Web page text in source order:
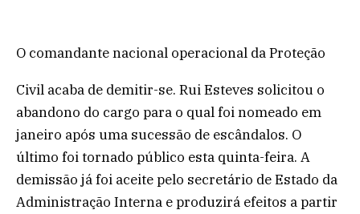
O comandante nacional operacional da Proteção
Civil acaba de demitir-se. Rui Esteves solicitou o
abandono do cargo para o qual foi nomeado em
janeiro após uma sucessão de escândalos. O
último foi tornado público esta quinta-feira. A
demissão já foi aceite pelo secretário de Estado da
Administração Interna e produzirá efeitos a partir